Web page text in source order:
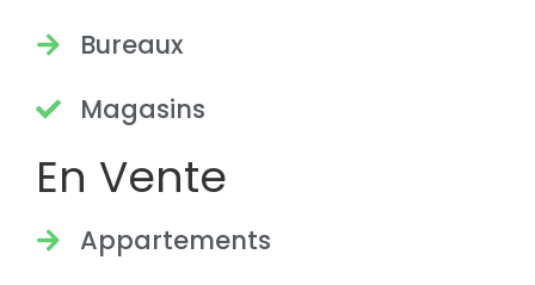
Bureaux
Magasins
En Vente
Appartements